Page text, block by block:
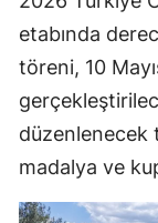
etabında
töreni, 10
düzenlenecek
madalya ve